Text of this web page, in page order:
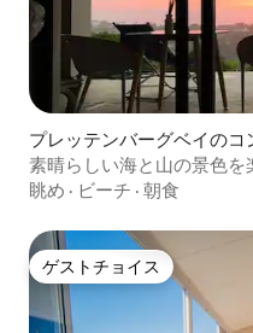
プレッテンバーグベイのコ
素晴らしい海と山の景色を
眺め · ビーチ · 朝食
ゲストチョイス
ゲストチョイス